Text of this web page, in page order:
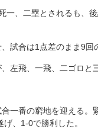
一、二塁とされるも、
試合は1点差のまま9回
左飛、一飛、二ゴロと
一番の窮地を迎える。
、1-0で勝利した。